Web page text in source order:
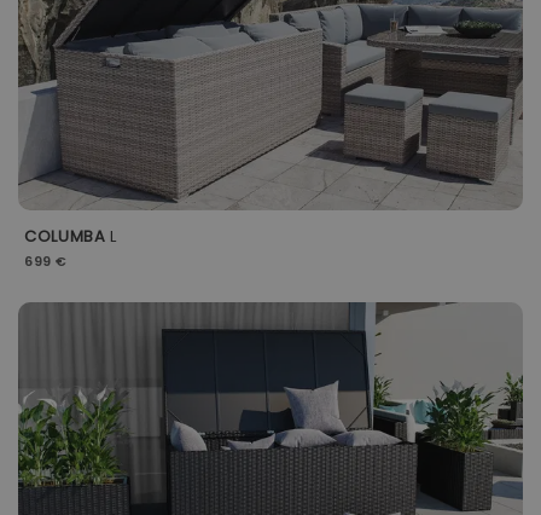
COLUMBA L
699 €